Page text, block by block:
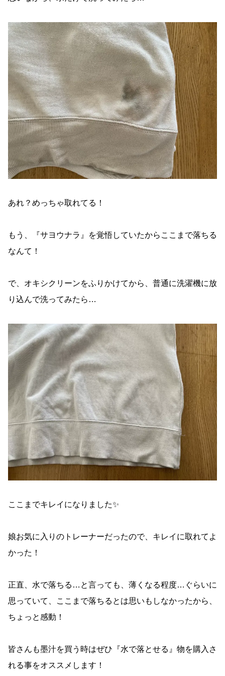
あれ？めっちゃ取れてる！
もう、『サヨウナラ』を覚悟していたからここまで落ちる
なんて！
で、オキシクリーンをふりかけてから、普通に洗濯機に放
り込んで洗ってみたら…
ここまでキレイになりました✨
娘お気に入りのトレーナーだったので、キレイに取れてよ
かった！
正直、水で落ちる…と言っても、薄くなる程度…ぐらいに
思っていて、ここまで落ちるとは思いもしなかったから、
ちょっと感動！
皆さんも墨汁を買う時はぜひ『水で落とせる』物を購入さ
れる事をオススメします！